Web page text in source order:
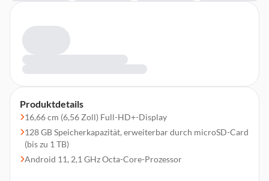
Produktdetails
16,66 cm (6,56 Zoll) Full-HD+-Display
128 GB Speicherkapazität, erweiterbar durch microSD-Card
(bis zu 1 TB)
Android 11, 2,1 GHz Octa-Core-Prozessor